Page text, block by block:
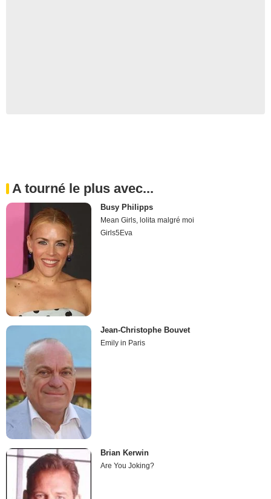
A tourné le plus avec...
Busy Philipps
Mean Girls, lolita malgré moi
Girls5Eva
Jean-Christophe Bouvet
Emily in Paris
Brian Kerwin
Are You Joking?